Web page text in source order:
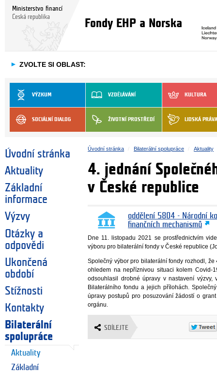
Ministerstvo financí
Česká republika
Fondy EHP a Norska
► ZVOLTE SI OBLAST:
VÝZKUM VZDĚLÁVÁNÍ KULTURA
SOCIÁLNÍ DIALOG ŽIVOTNÍ PROSTŘEDÍ LIDSKÁ PRÁVA
Úvodní stránka
Aktuality
Základní
informace
Výzvy
Otázky a
odpovědi
Ukončená
období
Stížnosti
Kontakty
Bilaterální
spolupráce
Aktuality
Základní
Úvodní stránka Bilaterální spolupráce Aktuality
4. jednání
v České republice
oddělení 5804 - Národní
finančních mechanismů
Dne 11. listopadu 2021 se prostřednictvím
výboru pro bilaterální fondy v České republice
Společný výbor pro bilaterální fondy rozhodl,
ohledem na nepříznivou situaci kolem
odsouhlasil drobné úpravy v nastavení
Bilaterálního fondu a jejich přílohách.
úpravy postupů pro posuzování žádostí o
orgánu.
SDÍLEJTE